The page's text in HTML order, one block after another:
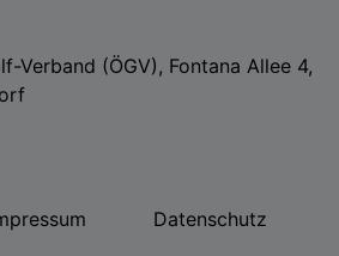
Verband (ÖGV), Fontana Allee 4,
Datenschutz